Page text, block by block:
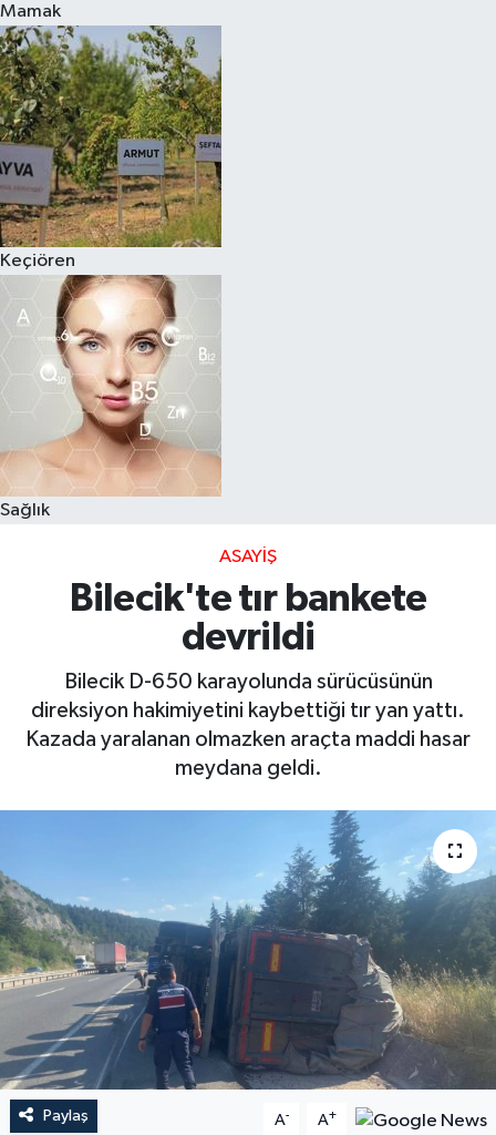
Mamak
Keçiören
Sağlık
ASAYIŞ
Bilecik'te tır bankete
devrildi
Bilecik D-650 karayolunda sürücüsünün
direksiyon hakimiyetini kaybettiği tır yan yattı.
Kazada yaralanan olmazken araçta maddi hasar
meydana geldi.
Paylaş A- A+